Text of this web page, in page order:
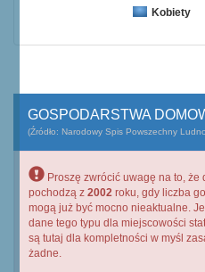
Kobiety
GOSPODARSTWA
(Źródło: Narodowy Spis Powszechny
Proszę zwrócić uwagę na to,
pochodzą z 2002 roku, gdy liczba
mogą już być mocno nieaktualne.
dane tego typu dla miejscowości
są tutaj dla kompletności w myśl
żadne.